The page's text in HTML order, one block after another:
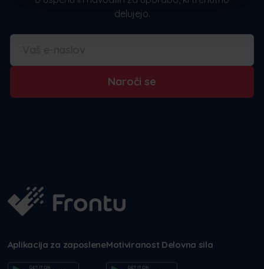
delujejo.
Naroči se
Aplikacija za zaposleneMotiviranost Delovna sila